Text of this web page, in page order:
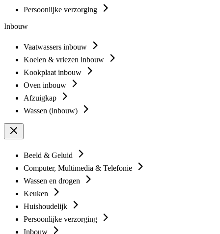
Persoonlijke verzorging
Inbouw
Vaatwassers inbouw
Koelen & vriezen inbouw
Kookplaat inbouw
Oven inbouw
Afzuigkap
Wassen (inbouw)
Beeld & Geluid
Computer, Multimedia & Telefonie
Wassen en drogen
Keuken
Huishoudelijk
Persoonlijke verzorging
Inbouw